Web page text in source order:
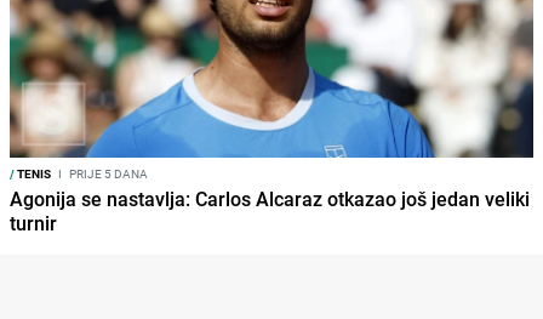
/TENIS I PRIJE 5 DANA
Agonija se nastavlja: Carlos Alcaraz otkazao još jedan veliki
turnir